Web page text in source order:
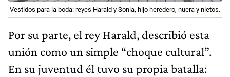
Vestidos para la boda: reyes Harald y Sonia, hijo heredero, nuera y nietos.
Por su parte, el rey Harald, describió esta
unión como un simple “choque cultural”.
En su juventud él tuvo su propia batalla: